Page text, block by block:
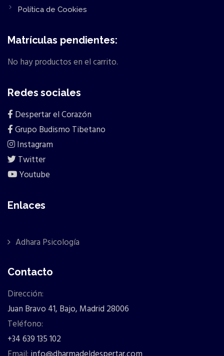
Política de Cookies
Matrículas pendientes:
No hay productos en el carrito.
Redes sociales
Despertar el Corazón
Grupo Budismo Tibetano
Instagram
Twitter
Youtube
Enlaces
Adhara Psicología
Contacto
Dirección:
Juan Bravo 41, Bajo, Madrid 28006
Teléfono:
+34 639 135 102